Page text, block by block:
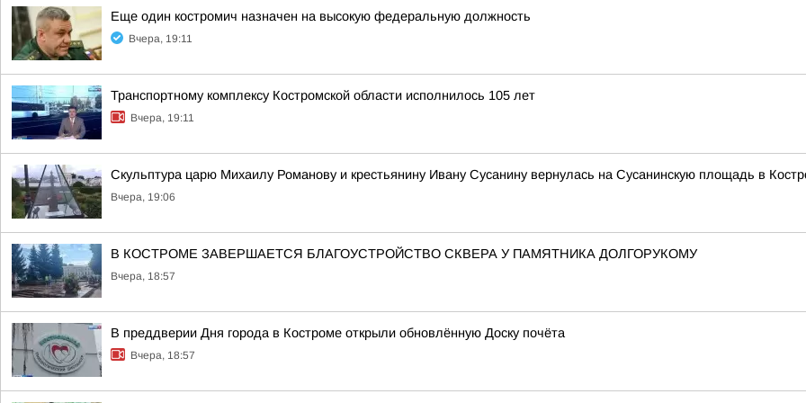
Еще один костромич назначен на высокую федеральную должность
Вчера, 19:11
Транспортному комплексу Костромской области исполнилось 105 лет
Вчера, 19:11
Скульптура царю Михаилу Романову и крестьянину Ивану Сусанину вернулась на Сусанинскую площадь в
Вчера, 19:06
В КОСТРОМЕ ЗАВЕРШАЕТСЯ БЛАГОУСТРОЙСТВО СКВЕРА У ПАМЯТНИКА ДОЛГОРУКОМУ
Вчера, 18:57
В преддверии Дня города в Костроме открыли обновлённую Доску почёта
Вчера, 18:57